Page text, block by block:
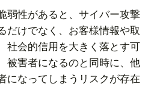
弱性があると、サイバー攻撃
だけでなく、お客様情報や取
社会的信用を大きく落とす可
被害者になるのと同時に、他
になってしまうリスクが存在